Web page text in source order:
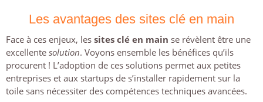
Les avantages des sites clé en main
Face à ces enjeux, les sites clé en main se révèlent être une
excellente solution. Voyons ensemble les bénéfices qu’ils
procurent ! L’adoption de ces solutions permet aux petites
entreprises et aux startups de s’installer rapidement sur la
toile sans nécessiter des compétences techniques avancées.